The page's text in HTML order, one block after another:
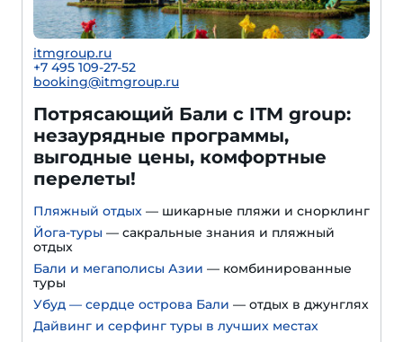
itmgroup.ru
+7 495 109-27-52
booking@itmgroup.ru
Потрясающий Бали с ITM group:
незаурядные программы,
выгодные цены, комфортные
перелеты!
Пляжный отдых — шикарные пляжи и снорклинг
Йога-туры — сакральные знания и пляжный
отдых
Бали и мегаполисы Азии — комбинированные
туры
Убуд — сердце острова Бали — отдых в джунглях
Дайвинг и серфинг туры в лучших местах